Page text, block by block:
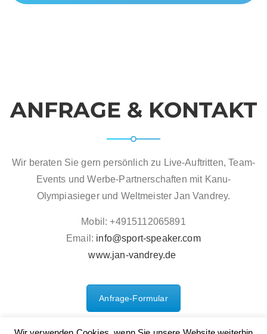
ANFRAGE & KONTAKT
Wir beraten Sie gern persönlich zu Live-Auftritten, Team-
Events und Werbe-Partnerschaften mit Kanu-
Olympiasieger und Weltmeister Jan Vandrey.
Mobil: +4915112065891
Email: info@sport-speaker.com
www.jan-vandrey.de
Anfrage-Formular